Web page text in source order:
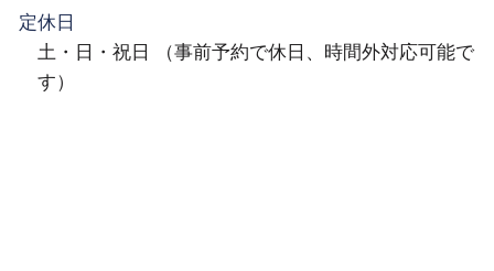
定休日
土・日・祝日 （事前予約で休日、時間外対応可能で
す）